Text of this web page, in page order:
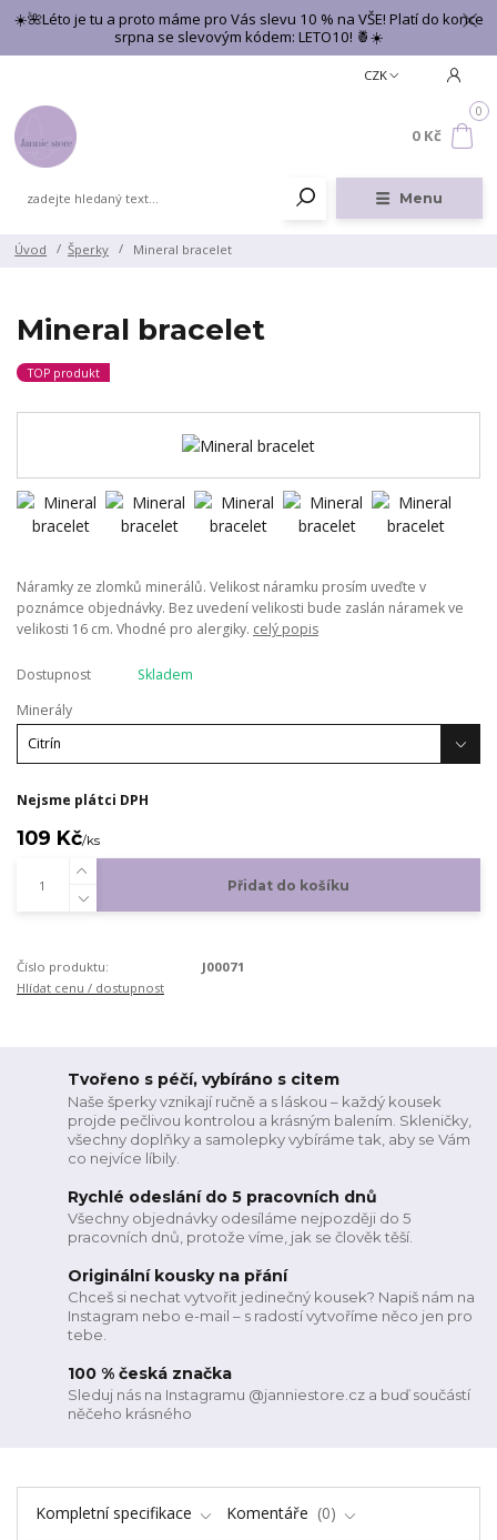
☀️🌺Léto je tu a proto máme pro Vás slevu 10 % na VŠE! Platí do konce
srpna se slevovým kódem: LETO10! 🍍☀️
Menu
CZK
0
0 Kč
Úvod Šperky Mineral bracelet
Mineral bracelet
TOP produkt
Náramky ze zlomků minerálů. Velikost náramku prosím uveďte v
poznámce objednávky. Bez uvedení velikosti bude zaslán náramek ve
velikosti 16 cm. Vhodné pro alergiky. celý popis
Dostupnost
Skladem
Minerály
Nejsme plátci DPH
109 Kč/ks
Přidat do košíku
Číslo produktu:
J00071
Hlídat cenu / dostupnost
Tvořeno s péčí, vybíráno s citem
Naše šperky vznikají ručně a s láskou – každý kousek
projde pečlivou kontrolou a krásným balením. Skleničky,
všechny doplňky a samolepky vybíráme tak, aby se Vám
co nejvíce líbily.
Rychlé odeslání do 5 pracovních dnů
Všechny objednávky odesíláme nejpozději do 5
pracovních dnů, protože víme, jak se člověk těší.
Originální kousky na přání
Chceš si nechat vytvořit jedinečný kousek? Napiš nám na
Instagram nebo e-mail – s radostí vytvoříme něco jen pro
tebe.
100 % česká značka
Sleduj nás na Instagramu @janniestore.cz a buď součástí
něčeho krásného
Kompletní specifikace Komentáře 0